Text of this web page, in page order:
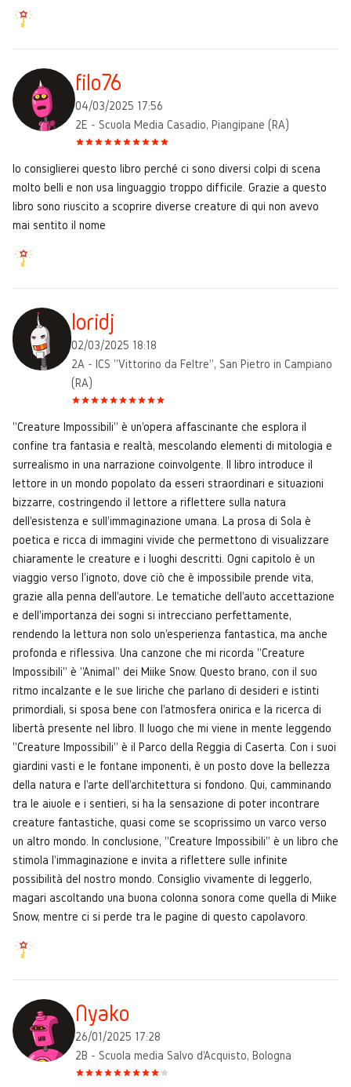
filo76
04/03/2025 17:56
2E - Scuola Media Casadio, Piangipane (RA)
Io consiglierei questo libro perché ci sono diversi colpi di scena
molto belli e non usa linguaggio troppo difficile. Grazie a questo
libro sono riuscito a scoprire diverse creature di qui non avevo
mai sentito il nome
loridj
02/03/2025 18:18
2A - ICS "Vittorino da Feltre", San Pietro in Campiano
(RA)
"Creature Impossibili" è un'opera affascinante che esplora il
confine tra fantasia e realtà, mescolando elementi di mitologia e
surrealismo in una narrazione coinvolgente. Il libro introduce il
lettore in un mondo popolato da esseri straordinari e situazioni
bizzarre, costringendo il lettore a riflettere sulla natura
dell'esistenza e sull'immaginazione umana. La prosa di Sola è
poetica e ricca di immagini vivide che permettono di visualizzare
chiaramente le creature e i luoghi descritti. Ogni capitolo è un
viaggio verso l'ignoto, dove ciò che è impossibile prende vita,
grazie alla penna dell'autore. Le tematiche dell'auto accettazione
e dell'importanza dei sogni si intrecciano perfettamente,
rendendo la lettura non solo un'esperienza fantastica, ma anche
profonda e riflessiva. Una canzone che mi ricorda "Creature
Impossibili" è "Animal" dei Miike Snow. Questo brano, con il suo
ritmo incalzante e le sue liriche che parlano di desideri e istinti
primordiali, si sposa bene con l'atmosfera onirica e la ricerca di
libertà presente nel libro. Il luogo che mi viene in mente leggendo
"Creature Impossibili" è il Parco della Reggia di Caserta. Con i suoi
giardini vasti e le fontane imponenti, è un posto dove la bellezza
della natura e l'arte dell'architettura si fondono. Qui, camminando
tra le aiuole e i sentieri, si ha la sensazione di poter incontrare
creature fantastiche, quasi come se scoprissimo un varco verso
un altro mondo. In conclusione, "Creature Impossibili" è un libro che
stimola l'immaginazione e invita a riflettere sulle infinite
possibilità del nostro mondo. Consiglio vivamente di leggerlo,
magari ascoltando una buona colonna sonora come quella di Miike
Snow, mentre ci si perde tra le pagine di questo capolavoro.
Nyako
26/01/2025 17:28
2B - Scuola media Salvo d'Acquisto, Bologna